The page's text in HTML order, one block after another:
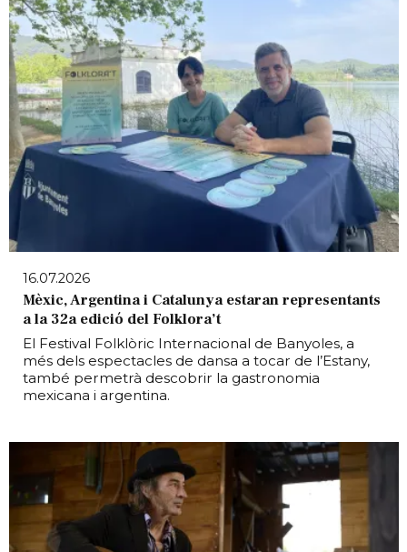
16.07.2026
Mèxic, Argentina i Catalunya estaran representants
a la 32a edició del Folklora’t
El Festival Folklòric Internacional de Banyoles, a
més dels espectacles de dansa a tocar de l’Estany,
també permetrà descobrir la gastronomia
mexicana i argentina.